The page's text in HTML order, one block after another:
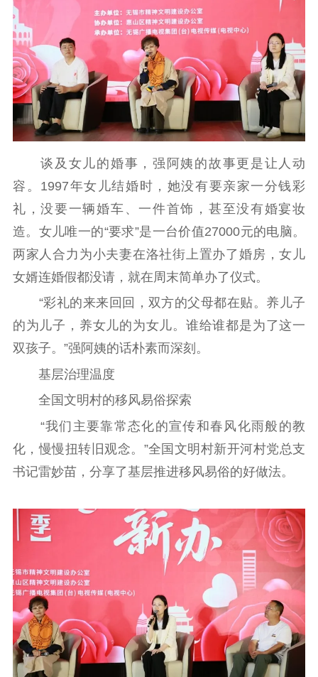
谈及女儿的婚事，强阿姨的故事更是让人动
容。1997年女儿结婚时，她没有要亲家一分钱彩
礼，没要一辆婚车、一件首饰，甚至没有婚宴妆
造。女儿唯一的“要求”是一台价值27000元的电脑。
两家人合力为小夫妻在洛社街上置办了婚房，女儿
女婿连婚假都没请，就在周末简单办了仪式。
“彩礼的来来回回，双方的父母都在贴。养儿子
的为儿子，养女儿的为女儿。谁给谁都是为了这一
双孩子。”强阿姨的话朴素而深刻。
基层治理温度
全国文明村的移风易俗探索
“我们主要靠常态化的宣传和春风化雨般的教
化，慢慢扭转旧观念。”全国文明村新开河村党总支
书记雷妙苗，分享了基层推进移风易俗的好做法。